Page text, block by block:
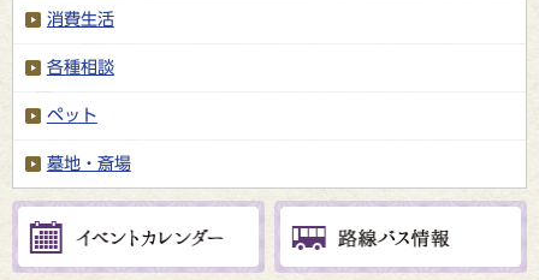
消費生活
各種相談
ペット
墓地・斎場